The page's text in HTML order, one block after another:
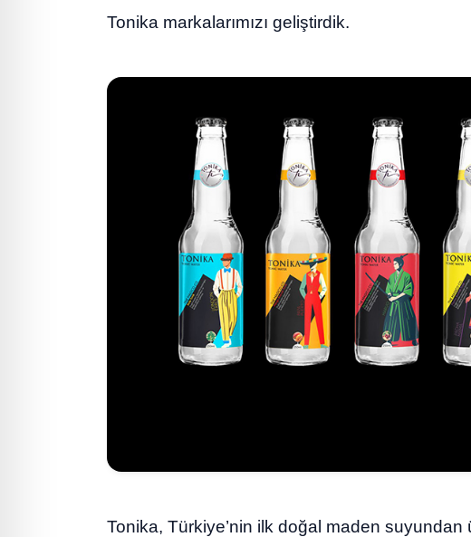
Tonika markalarımızı geliştirdik.
Tonika, Türkiye’nin ilk doğal maden